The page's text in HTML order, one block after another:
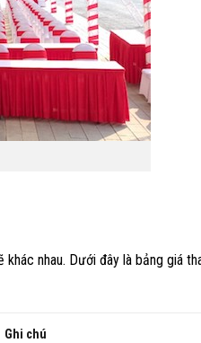
nhau. Dưới đây là bảng giá
Ghi chú